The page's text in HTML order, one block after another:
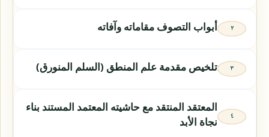
أبواب التصوف مقاماته وآفاته
تلخيص مقدمة علم المنطق (السلم المنورق)
المعتقد المنتقد مع حاشيته المعتمد المستند بناء
نجاة الأبد